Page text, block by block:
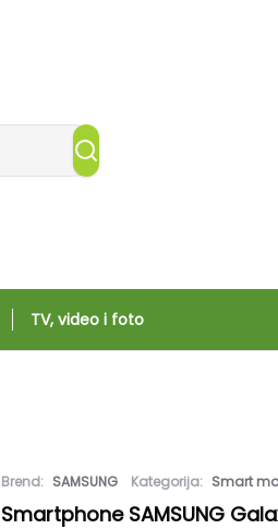
TV, video i foto
Brend: SAMSUNG Kategorija: Smart
Smartphone SAMSUNG